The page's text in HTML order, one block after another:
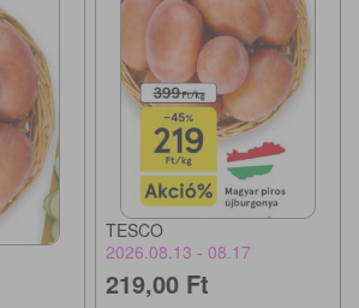
TESCO
2026.08.13 - 08.17
219,00 Ft